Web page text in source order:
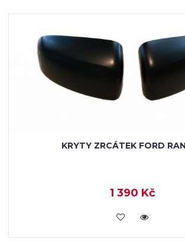
KRYTY ZRCÁTEK FORD
1 390 Kč
KOUPIT